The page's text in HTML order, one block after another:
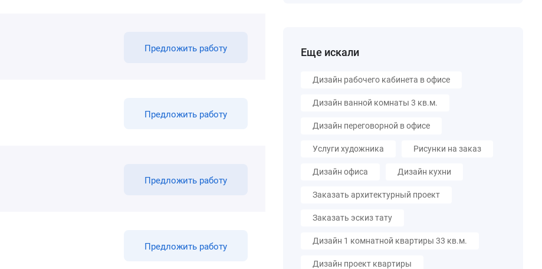
Предложить работу
Предложить работу
Предложить работу
Предложить работу
Еще искали
Дизайн рабочего кабинета в офисе
Дизайн ванной комнаты 3 кв.м.
Дизайн переговорной в офисе
Услуги художника Рисунки на заказ
Дизайн офиса Дизайн кухни
Заказать архитектурный проект
Заказать эскиз тату
Дизайн 1 комнатной квартиры 33 кв.м.
Дизайн проект квартиры